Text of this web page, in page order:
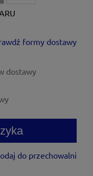
płatności
formy dostawy
dostawy
do przechowalni